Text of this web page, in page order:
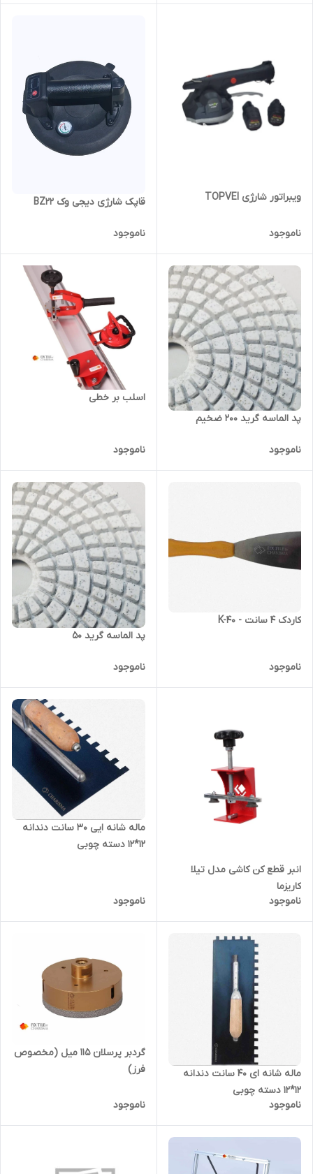
ویبراتور شارژی TOPVEI
ناموجود
قاپک شارژی دیجی وک BZ22
ناموجود
پد الماسه گرید 200 ضخیم
ناموجود
اسلب بر خطی
ناموجود
کاردک 4 سانت - K-40
ناموجود
پد الماسه گرید ۵۰
ناموجود
انبر قطع کن کاشی مدل تیلا
کاریزما
ناموجود
ماله شانه ایی ۳۰ سانت دندانه
۱۲*۱۲ دسته چوبی
ناموجود
ماله شانه ای ۴۰ سانت دندانه
۱۲*۱۲ دسته چوبی
ناموجود
گردبر پرسلان 115 میل (مخصوص
فرز)
ناموجود